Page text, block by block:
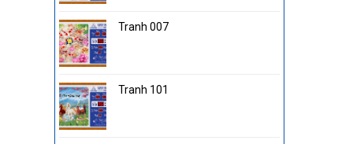
Tranh 007
Tranh 101